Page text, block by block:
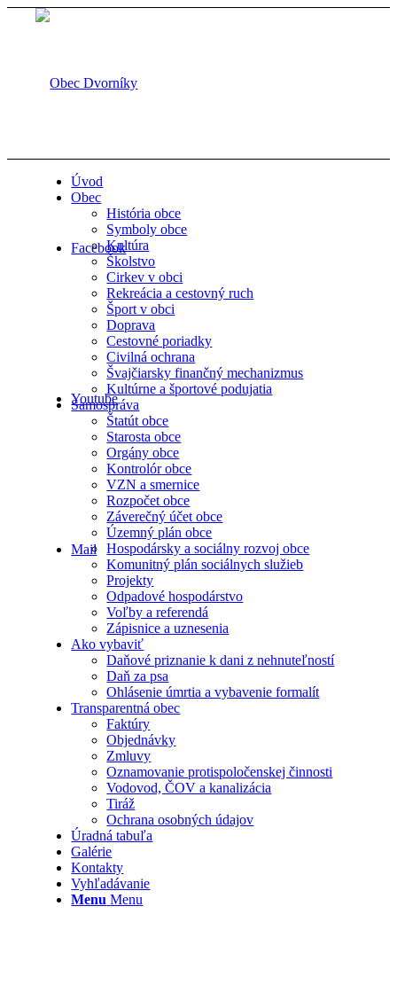
Facebook
Youtube
Mail
Úvod
Obec
História obce
Symboly obce
Kultúra
Školstvo
Cirkev v obci
Rekreácia a cestovný ruch
Šport v obci
Doprava
Cestovné poriadky
Civilná ochrana
Švajčiarsky finančný mechanizmus
Kultúrne a športové podujatia
Samospráva
Štatút obce
Starosta obce
Orgány obce
Kontrolór obce
VZN a smernice
Rozpočet obce
Záverečný účet obce
Územný plán obce
Hospodársky a sociálny rozvoj obce
Komunitný plán sociálnych služieb
Projekty
Odpadové hospodárstvo
Voľby a referendá
Zápisnice a uznesenia
Ako vybaviť
Daňové priznanie k dani z nehnuteľností
Daň za psa
Ohlásenie úmrtia a vybavenie formalít
Transparentná obec
Faktúry
Objednávky
Zmluvy
Oznamovanie protispoločenskej činnosti
Vodovod, ČOV a kanalizácia
Tiráž
Ochrana osobných údajov
Úradná tabuľa
Galérie
Kontakty
Vyhľadávanie
Menu Menu